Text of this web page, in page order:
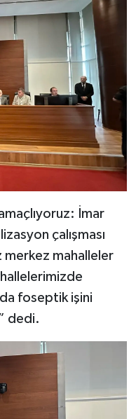
İmar
çalışması
merkez mahalleler
foseptik işini
dedi.